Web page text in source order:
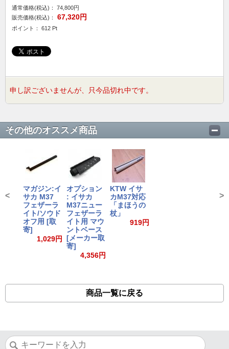
通常価格(税込)：
74,800円
販売価格(税込)：
67,320円
ポイント： 612 Pt
申し訳ございませんが、只今品切れ中です。
その他のオススメ商品
マガジン:イ
サカ M37
フェザーラ
イト/ソウド
オフ用 [取
寄]
1,029円
オプション
: イサカ
M37ニュー
フェザーラ
イト用 マウ
ントベース
[メーカー取
寄]
4,356円
KTW イサ
カM37対応
「まほうの
杖」
919円
< >
商品一覧に戻る